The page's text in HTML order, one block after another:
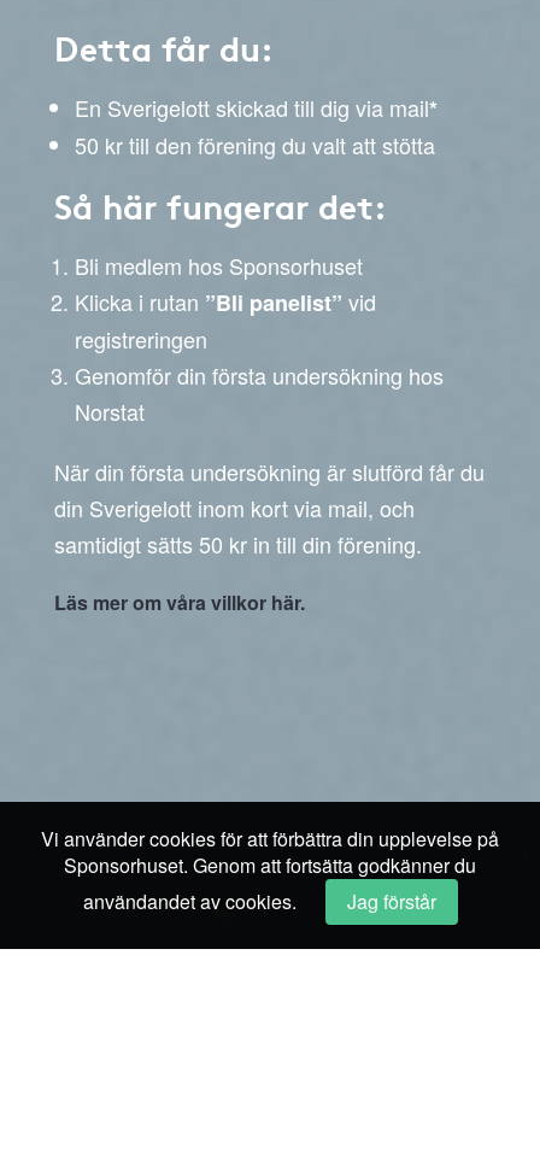
Detta får du:
En Sverigelott skickad till dig via mail*
50 kr till den förening du valt att stötta
Så här fungerar det:
Bli medlem hos Sponsorhuset
Klicka i rutan ”Bli panelist” vid
registreringen
Genomför din första undersökning hos
Norstat
När din första undersökning är slutförd får du
din Sverigelott inom kort via mail, och
samtidigt sätts 50 kr in till din förening.
Läs mer om våra villkor här.
Vi använder cookies för att förbättra din upplevelse på
Sponsorhuset. Genom att fortsätta godkänner du
användandet av cookies.
Jag förstår